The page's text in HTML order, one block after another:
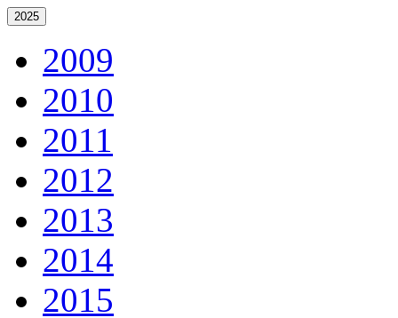
2025
2009
2010
2011
2012
2013
2014
2015